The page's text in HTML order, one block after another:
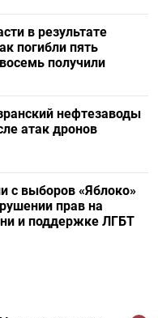
в результате
погибли пять
получили
нефтезаводы
атак дронов
с выборов «Яблоко»
прав на
и поддержке ЛГБТ